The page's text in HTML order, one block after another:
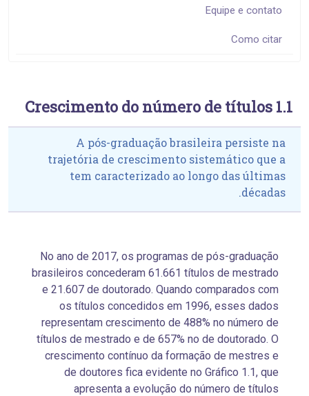
Equipe e contato
Como citar
1.1 Crescimento do número de títulos
A pós-graduação brasileira persiste na
trajetória de crescimento sistemático que a
tem caracterizado ao longo das últimas
décadas.
No ano de 2017, os programas de pós-graduação
brasileiros concederam 61.661 títulos de mestrado
e 21.607 de doutorado. Quando comparados com
os títulos concedidos em 1996, esses dados
representam crescimento de 488% no número de
títulos de mestrado e de 657% no de doutorado. O
crescimento contínuo da formação de mestres e
de doutores fica evidente no Gráfico 1.1, que
apresenta a evolução do número de títulos